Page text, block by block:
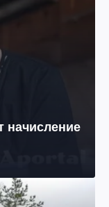
начисление